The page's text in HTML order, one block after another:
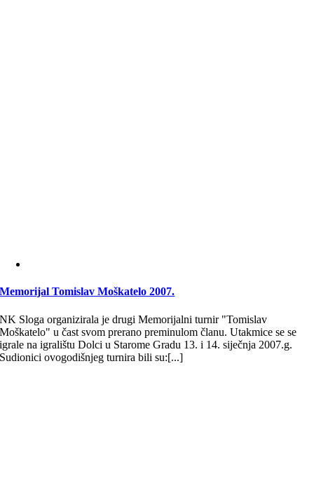
Memorijal Tomislav Moškatelo 2007.
NK Sloga organizirala je drugi Memorijalni turnir "Tomislav
Moškatelo" u čast svom prerano preminulom članu. Utakmice se se
igrale na igralištu Dolci u Starome Gradu 13. i 14. siječnja 2007.g.
Sudionici ovogodišnjeg turnira bili su:[...]